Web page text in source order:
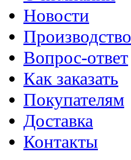
Новости
Производство
Вопрос-ответ
Как заказать
Покупателям
Доставка
Контакты